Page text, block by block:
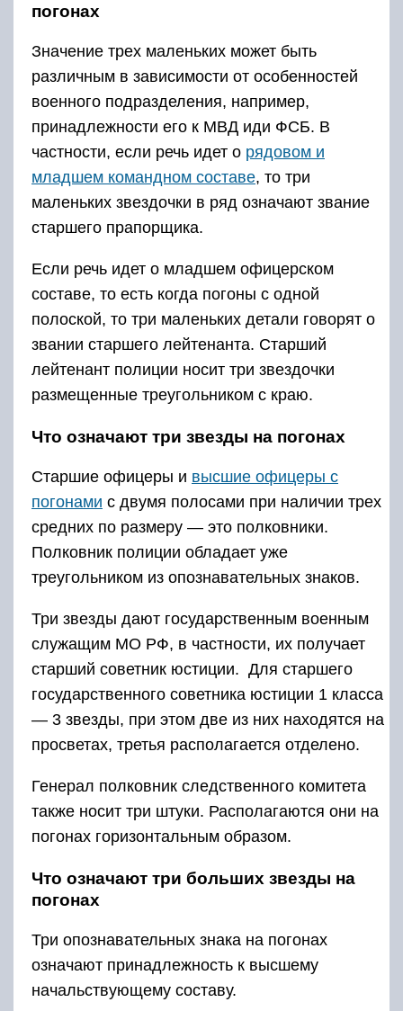
погонах
Значение трех маленьких может быть
различным в зависимости от особенностей
военного подразделения, например,
принадлежности его к МВД иди ФСБ. В
частности, если речь идет о рядовом и
младшем командном составе, то три
маленьких звездочки в ряд означают звание
старшего прапорщика.
Если речь идет о младшем офицерском
составе, то есть когда погоны с одной
полоской, то три маленьких детали говорят о
звании старшего лейтенанта. Старший
лейтенант полиции носит три звездочки
размещенные треугольником с краю.
Что означают три звезды на погонах
Старшие офицеры и высшие офицеры с
погонами с двумя полосами при наличии трех
средних по размеру — это полковники.
Полковник полиции обладает уже
треугольником из опознавательных знаков.
Три звезды дают государственным военным
служащим МО РФ, в частности, их получает
старший советник юстиции. Для старшего
государственного советника юстиции 1 класса
— 3 звезды, при этом две из них находятся на
просветах, третья располагается отделено.
Генерал полковник следственного комитета
также носит три штуки. Располагаются они на
погонах горизонтальным образом.
Что означают три больших звезды на
погонах
Три опознавательных знака на погонах
означают принадлежность к высшему
начальствующему составу.